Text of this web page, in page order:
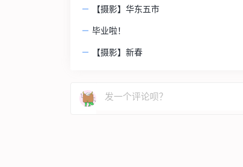
【摄影】华东五市
毕业啦！
【摄影】新春